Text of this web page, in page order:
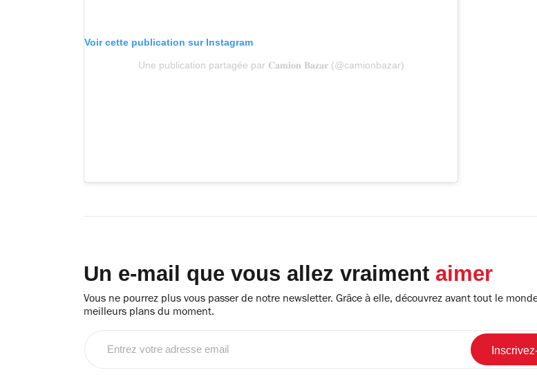
Voir cette publication sur Instagram
Une publication partagée par 𝐂𝐚𝐦𝐢𝐨𝐧 𝐁𝐚𝐳𝐚𝐫 (@camionbazar)
Un e-mail que vous allez vraiment aimer
Vous ne pourrez plus vous passer de notre newsletter. Grâce à elle, découvrez avant tout le
meilleurs plans du moment.